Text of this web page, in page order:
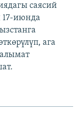
саясий
17-июнда
ага